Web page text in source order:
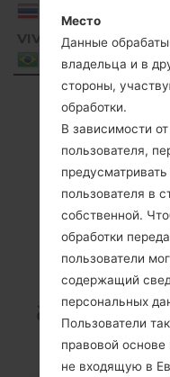
VIV
Brazil
akaLG
Место
Данные
владельца и в
стороны,
обработки.
В зависимости
пользователя,
пользователя в
собственной.
обработки
пользователи
содержащий
персональных
Пользователи
правовой
не входящую в